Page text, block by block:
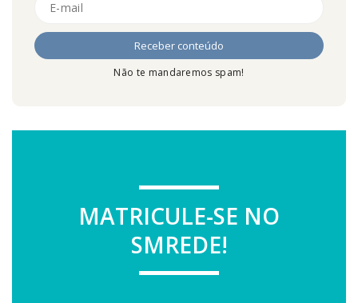
Não te mandaremos spam!
MATRICULE-SE NO
SMREDE!